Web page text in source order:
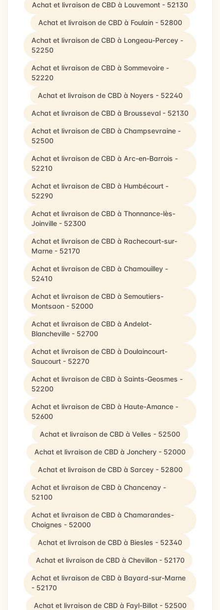
Achat et livraison de CBD à Louvemont - 52130
Achat et livraison de CBD à Foulain - 52800
Achat et livraison de CBD à Longeau-Percey -
52250
Achat et livraison de CBD à Sommevoire -
52220
Achat et livraison de CBD à Noyers - 52240
Achat et livraison de CBD à Brousseval - 52130
Achat et livraison de CBD à Champsevraine -
52500
Achat et livraison de CBD à Arc-en-Barrois -
52210
Achat et livraison de CBD à Humbécourt -
52290
Achat et livraison de CBD à Thonnance-lès-
Joinville - 52300
Achat et livraison de CBD à Rachecourt-sur-
Marne - 52170
Achat et livraison de CBD à Chamouilley -
52410
Achat et livraison de CBD à Semoutiers-
Montsaon - 52000
Achat et livraison de CBD à Andelot-
Blancheville - 52700
Achat et livraison de CBD à Doulaincourt-
Saucourt - 52270
Achat et livraison de CBD à Saints-Geosmes -
52200
Achat et livraison de CBD à Haute-Amance -
52600
Achat et livraison de CBD à Velles - 52500
Achat et livraison de CBD à Jonchery - 52000
Achat et livraison de CBD à Sarcey - 52800
Achat et livraison de CBD à Chancenay -
52100
Achat et livraison de CBD à Chamarandes-
Choignes - 52000
Achat et livraison de CBD à Biesles - 52340
Achat et livraison de CBD à Chevillon - 52170
Achat et livraison de CBD à Bayard-sur-Marne
- 52170
Achat et livraison de CBD à Fayl-Billot - 52500